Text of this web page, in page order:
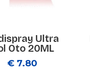
Ultra
Oto 20ML
€ 7.80